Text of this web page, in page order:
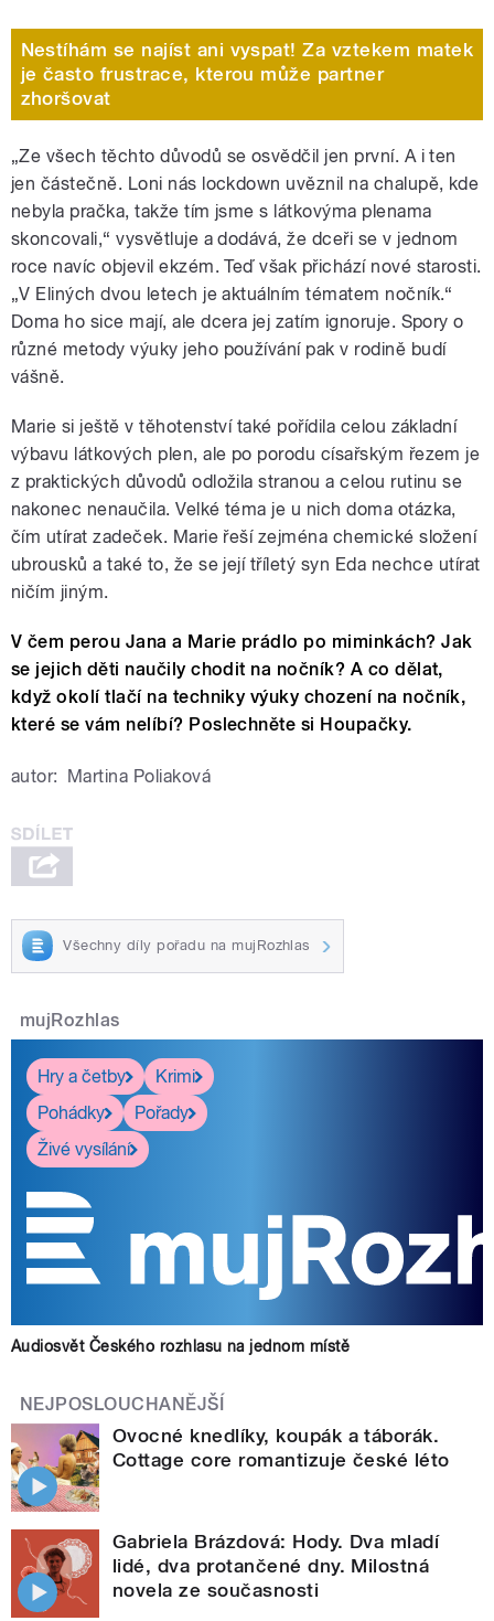
Nestíhám se najíst ani vyspat! Za vztekem matek
je často frustrace, kterou může partner
zhoršovat
„Ze všech těchto důvodů se osvědčil jen první. A i ten
jen částečně. Loni nás lockdown uvěznil na chalupě, kde
nebyla pračka, takže tím jsme s látkovýma plenama
skoncovali,“ vysvětluje a dodává, že dceři se v jednom
roce navíc objevil ekzém. Teď však přichází nové starosti.
„V Eliných dvou letech je aktuálním tématem nočník.“
Doma ho sice mají, ale dcera jej zatím ignoruje. Spory o
různé metody výuky jeho používání pak v rodině budí
vášně.
Marie si ještě v těhotenství také pořídila celou základní
výbavu látkových plen, ale po porodu císařským řezem je
z praktických důvodů odložila stranou a celou rutinu se
nakonec nenaučila. Velké téma je u nich doma otázka,
čím utírat zadeček. Marie řeší zejména chemické složení
ubrousků a také to, že se její tříletý syn Eda nechce utírat
ničím jiným.
V čem perou Jana a Marie prádlo po miminkách? Jak
se jejich děti naučily chodit na nočník? A co dělat,
když okolí tlačí na techniky výuky chození na nočník,
které se vám nelíbí? Poslechněte si Houpačky.
autor: Martina Poliaková
Všechny díly pořadu na mujRozhlas
mujRozhlas
Hry a četby
Krimi
Pohádky
Pořady
Živé vysílání
Audiosvět Českého rozhlasu na jednom místě
NEJPOSLOUCHANĚJŠÍ
Ovocné knedlíky, koupák a táborák.
Cottage core romantizuje české léto
Gabriela Brázdová: Hody. Dva mladí
lidé, dva protančené dny. Milostná
novela ze současnosti